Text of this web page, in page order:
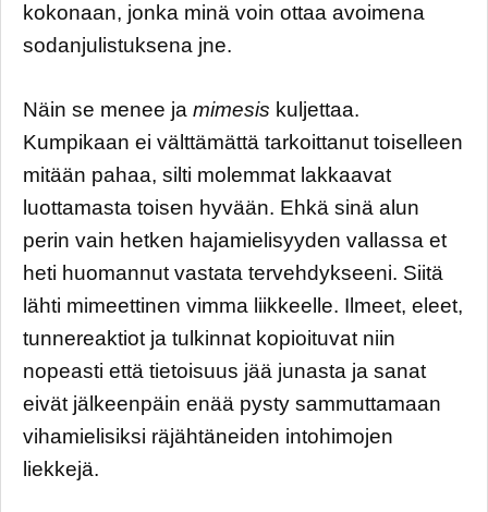
kokonaan, jonka minä voin ottaa avoimena
sodanjulistuksena jne.
Näin se menee ja mimesis kuljettaa.
Kumpikaan ei välttämättä tarkoittanut toiselleen
mitään pahaa, silti molemmat lakkaavat
luottamasta toisen hyvään. Ehkä sinä alun
perin vain hetken hajamielisyyden vallassa et
heti huomannut vastata tervehdykseeni. Siitä
lähti mimeettinen vimma liikkeelle. Ilmeet, eleet,
tunnereaktiot ja tulkinnat kopioituvat niin
nopeasti että tietoisuus jää junasta ja sanat
eivät jälkeenpäin enää pysty sammuttamaan
vihamielisiksi räjähtäneiden intohimojen
liekkejä.